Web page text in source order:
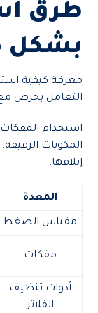
طرق
بشكل
معرفة كيفية
التعامل بحرص
استخدام
المكونات
إتلافها.
المعدة
مقياس الضغط
مفكات
أدوات تنظيف
الفلاتر